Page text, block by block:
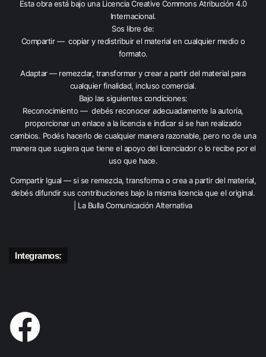
Esta obra está bajo una Licencia Creative Commons Atribución 4.0
Internacional.
Sos libre de:
Compartir — copiar y redistribuir el material en cualquier medio o
formato.
Adaptar — remezclar, transformar y crear a partir del material para
cualquier finalidad, incluso comercial.
Bajo las siguientes condiciones:
Reconocimiento — debés reconocer adecuadamente la autoría,
proporcionar un enlace a la licencia e indicar si se han realizado
cambios. Podés hacerlo de cualquier manera razonable, pero no de una
manera que sugiera que tiene el apoyo del licenciador o lo recibe por el
uso que hace.
Compartir Igual — si se remezcla, transforma o crea a partir del material,
debés difundir sus contribuciones bajo la misma licencia que el original.
| La Bulla Comunicación Alternativa
Integramos: